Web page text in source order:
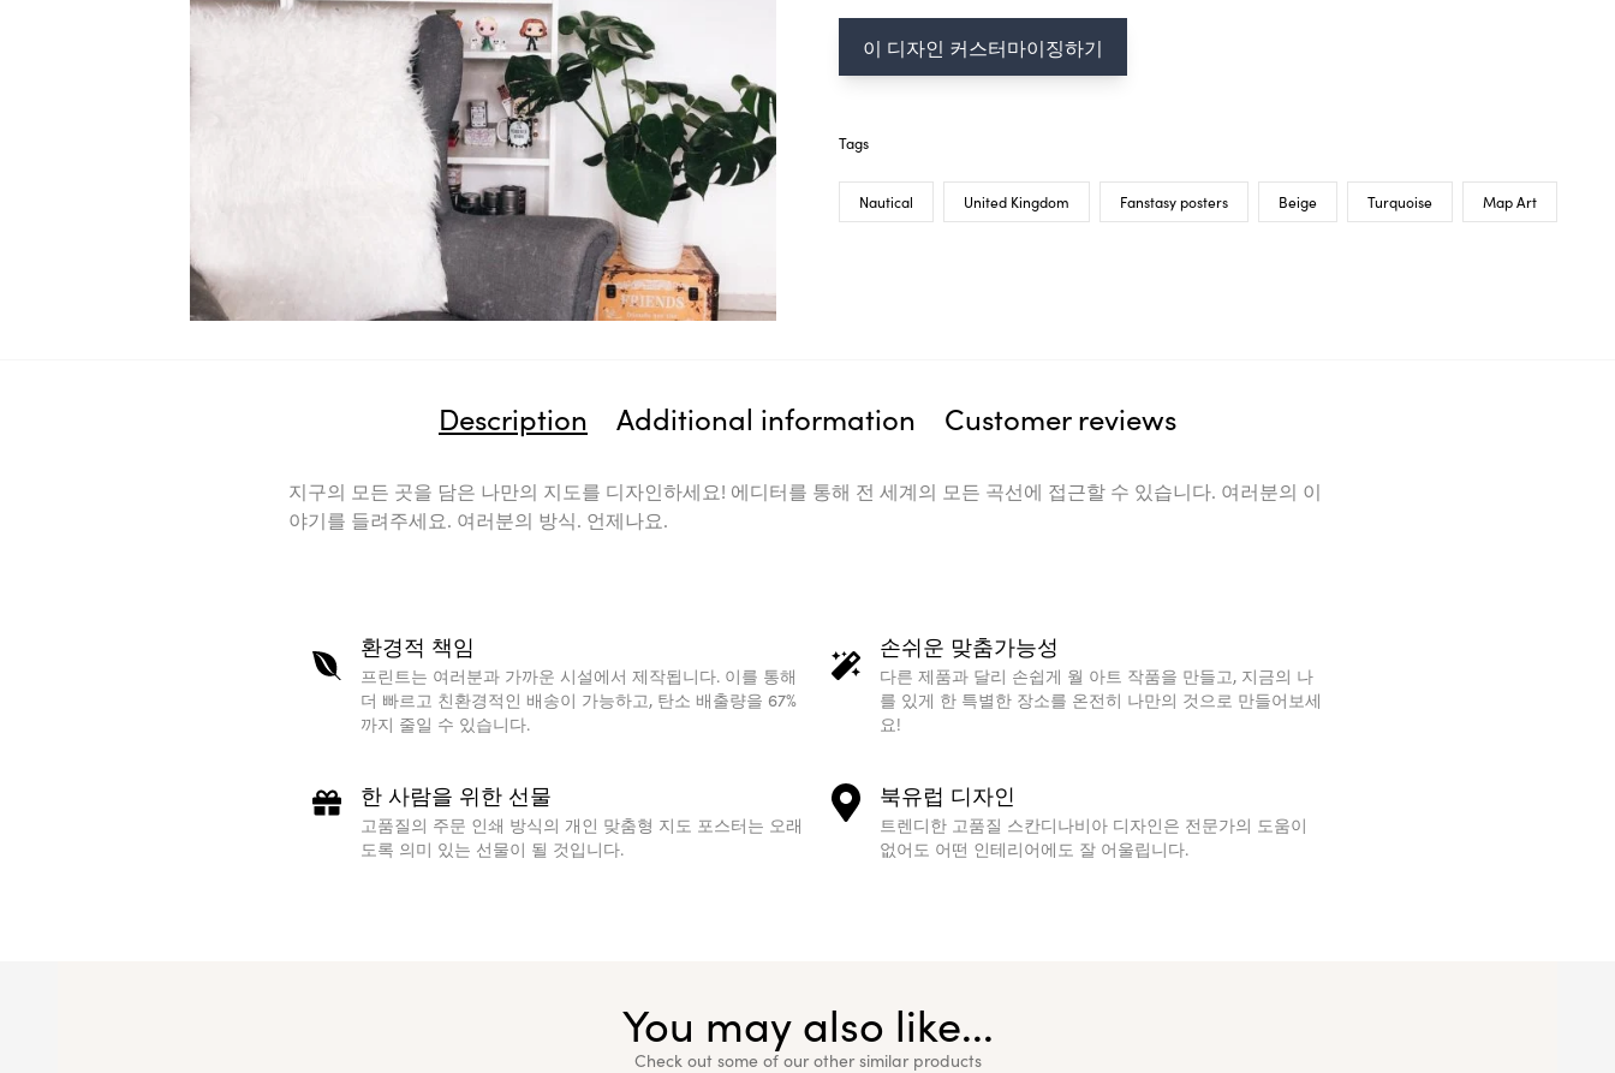
이 디자인 커스터마이징하기
Nautical United Kingdom Fanstasy posters Turquoise Map Art
Description Additional information Customer reviews
지구의 모든 곳을 담은 나만의 지도를 디자인하세요! 에디터를 통해 전 세계의 모든 곡선에 접근할 수 있습니다. 여러분의 이
야기를 들려주세요. 여러분의 방식. 언제나요.
환경적 책임
프린트는 여러분과 가까운 시설에서 제작됩니다. 이를 통해
더 빠르고 친환경적인 배송이 가능하고, 탄소 배출량을 67%
까지 줄일 수 있습니다.
손쉬운 맞춤가능성
다른 제품과 달리 손쉽게 월 아트 작품을 만들고, 지금의 나
를 있게 한 특별한 장소를 온전히 나만의 것으로 만들어보세
한 사람을 위한 선물
고품질의 주문 인쇄 방식의 개인 맞춤형 지도 포스터는 오래
도록 의미 있는 선물이 될 것입니다.
북유럽 디자인
트렌디한 고품질 스칸디나비아 디자인은 전문가의 도움이
없어도 어떤 인테리어에도 잘 어울립니다.
You may also like...
Check out some of our other similar products